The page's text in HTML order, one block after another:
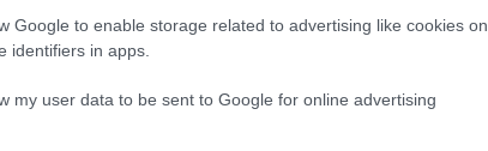
Google to enable storage related to advertising like cookies on
identifiers in apps.
my user data to be sent to Google for online advertising